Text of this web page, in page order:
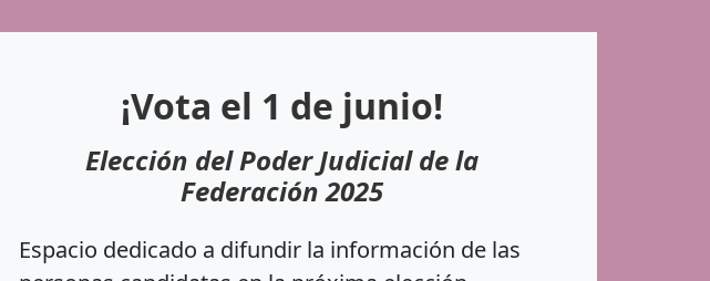
¡Vota el 1 de junio!
Elección del Poder Judicial de la
Federación 2025
Espacio dedicado a difundir la información de las